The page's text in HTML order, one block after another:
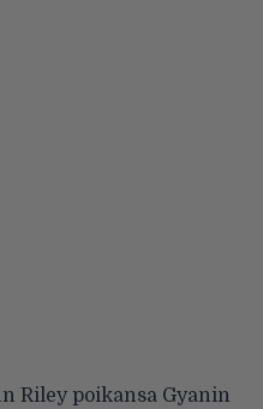
Riley poikansa Gyanin